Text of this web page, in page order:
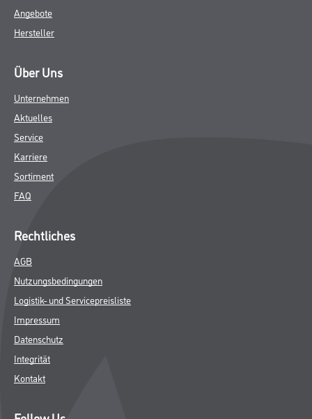
Angebote
Hersteller
Über Uns
Unternehmen
Aktuelles
Service
Karriere
Sortiment
FAQ
Rechtliches
AGB
Nutzungsbedingungen
Logistik- und Servicepreisliste
Impressum
Datenschutz
Integrität
Kontakt